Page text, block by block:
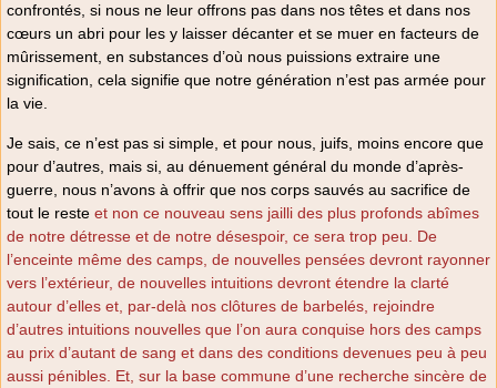
confrontés, si nous ne leur offrons pas dans nos têtes et dans nos
cœurs un abri pour les y laisser décanter et se muer en facteurs de
mûrissement, en substances d’où nous puissions extraire une
signification, cela signifie que notre génération n’est pas armée pour
la vie.
Je sais, ce n’est pas si simple, et pour nous, juifs, moins encore que
pour d’autres, mais si, au dénuement général du monde d’après-
guerre, nous n’avons à offrir que nos corps sauvés au sacrifice de
tout le reste et non ce nouveau sens jailli des plus profonds abîmes
de notre détresse et de notre désespoir, ce sera trop peu. De
l’enceinte même des camps, de nouvelles pensées devront rayonner
vers l’extérieur, de nouvelles intuitions devront étendre la clarté
autour d’elles et, par-delà nos clôtures de barbelés, rejoindre
d’autres intuitions nouvelles que l’on aura conquise hors des camps
au prix d’autant de sang et dans des conditions devenues peu à peu
aussi pénibles. Et, sur la base commune d’une recherche sincère de